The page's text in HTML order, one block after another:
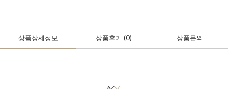
상품상세정보 상품후기 (0) 상품문의